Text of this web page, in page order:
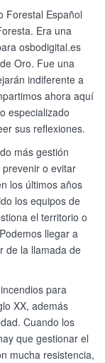
Forestal Español
Era una
osbodigital.es
Oro. Fue una
indiferente a
ahora aquí
especializado
sus reflexiones.
más gestión
o evitar
los últimos años
los equipos de
el territorio o
llegar a
de la llamada de
para
XX, además
Cuando los
que gestionar el
mucha resistencia,